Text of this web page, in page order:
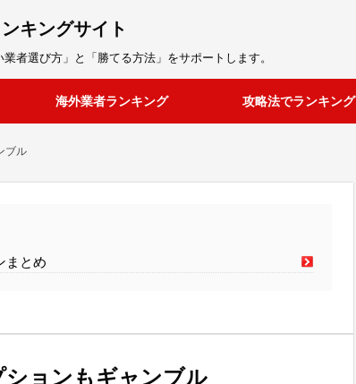
キングサイト
者選び方」と「勝てる方法」をサポートします。
海外業者ランキング 攻略法でランキング
ブル
まとめ
ョンもギャンブル